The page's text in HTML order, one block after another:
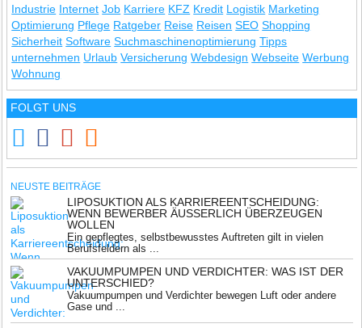
Industrie Internet Job Karriere KFZ Kredit Logistik Marketing
Optimierung Pflege Ratgeber Reise Reisen SEO Shopping
Sicherheit Software Suchmaschinenoptimierung Tipps
unternehmen Urlaub Versicherung Webdesign Webseite Werbung
Wohnung
FOLGT UNS
NEUSTE BEITRÄGE
LIPOSUKTION ALS KARRIEREENTSCHEIDUNG:
WENN BEWERBER ÄUSSERLICH ÜBERZEUGEN W
OLLEN
Ein gepflegtes, selbstbewusstes Auftreten gilt in vielen
Berufsfeldern als ...
VAKUUMPUMPEN UND VERDICHTER: WAS IST DER
UNTERSCHIED?
Vakuumpumpen und Verdichter bewegen Luft oder andere
Gase und ...